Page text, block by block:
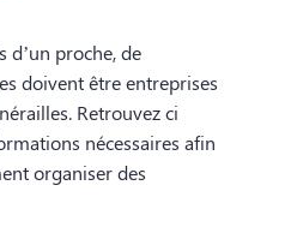
d’un proche, de
doivent être entreprises
Retrouvez ci
nécessaires afin
organiser des